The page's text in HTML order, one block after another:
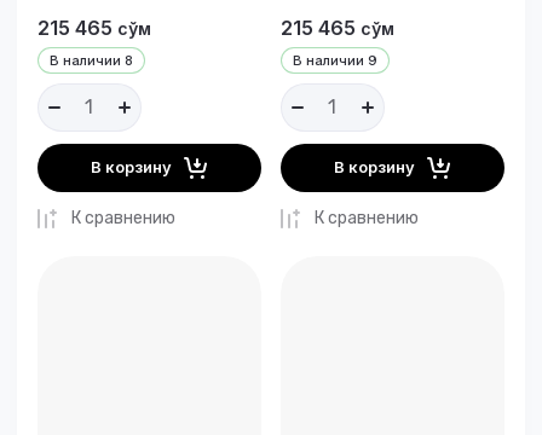
В наличии 8
215 465 сўм
В корзину
К сравнению
В наличии 9
215 465 сўм
В корзину
К сравнению